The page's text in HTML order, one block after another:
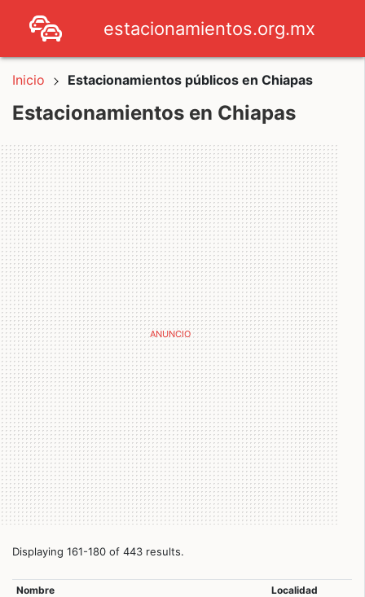
estacionamientos.org.mx
Inicio Estacionamientos públicos en Chiapas
Estacionamientos en Chiapas
Displaying 161-180 of 443 results.
Nombre
Localidad